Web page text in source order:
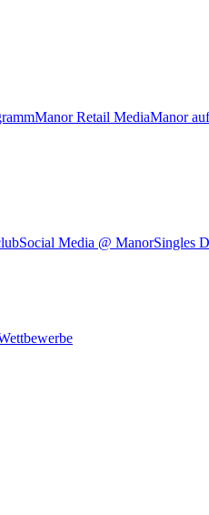
Manor Retail MediaManor
Social Media @ ManorSingles